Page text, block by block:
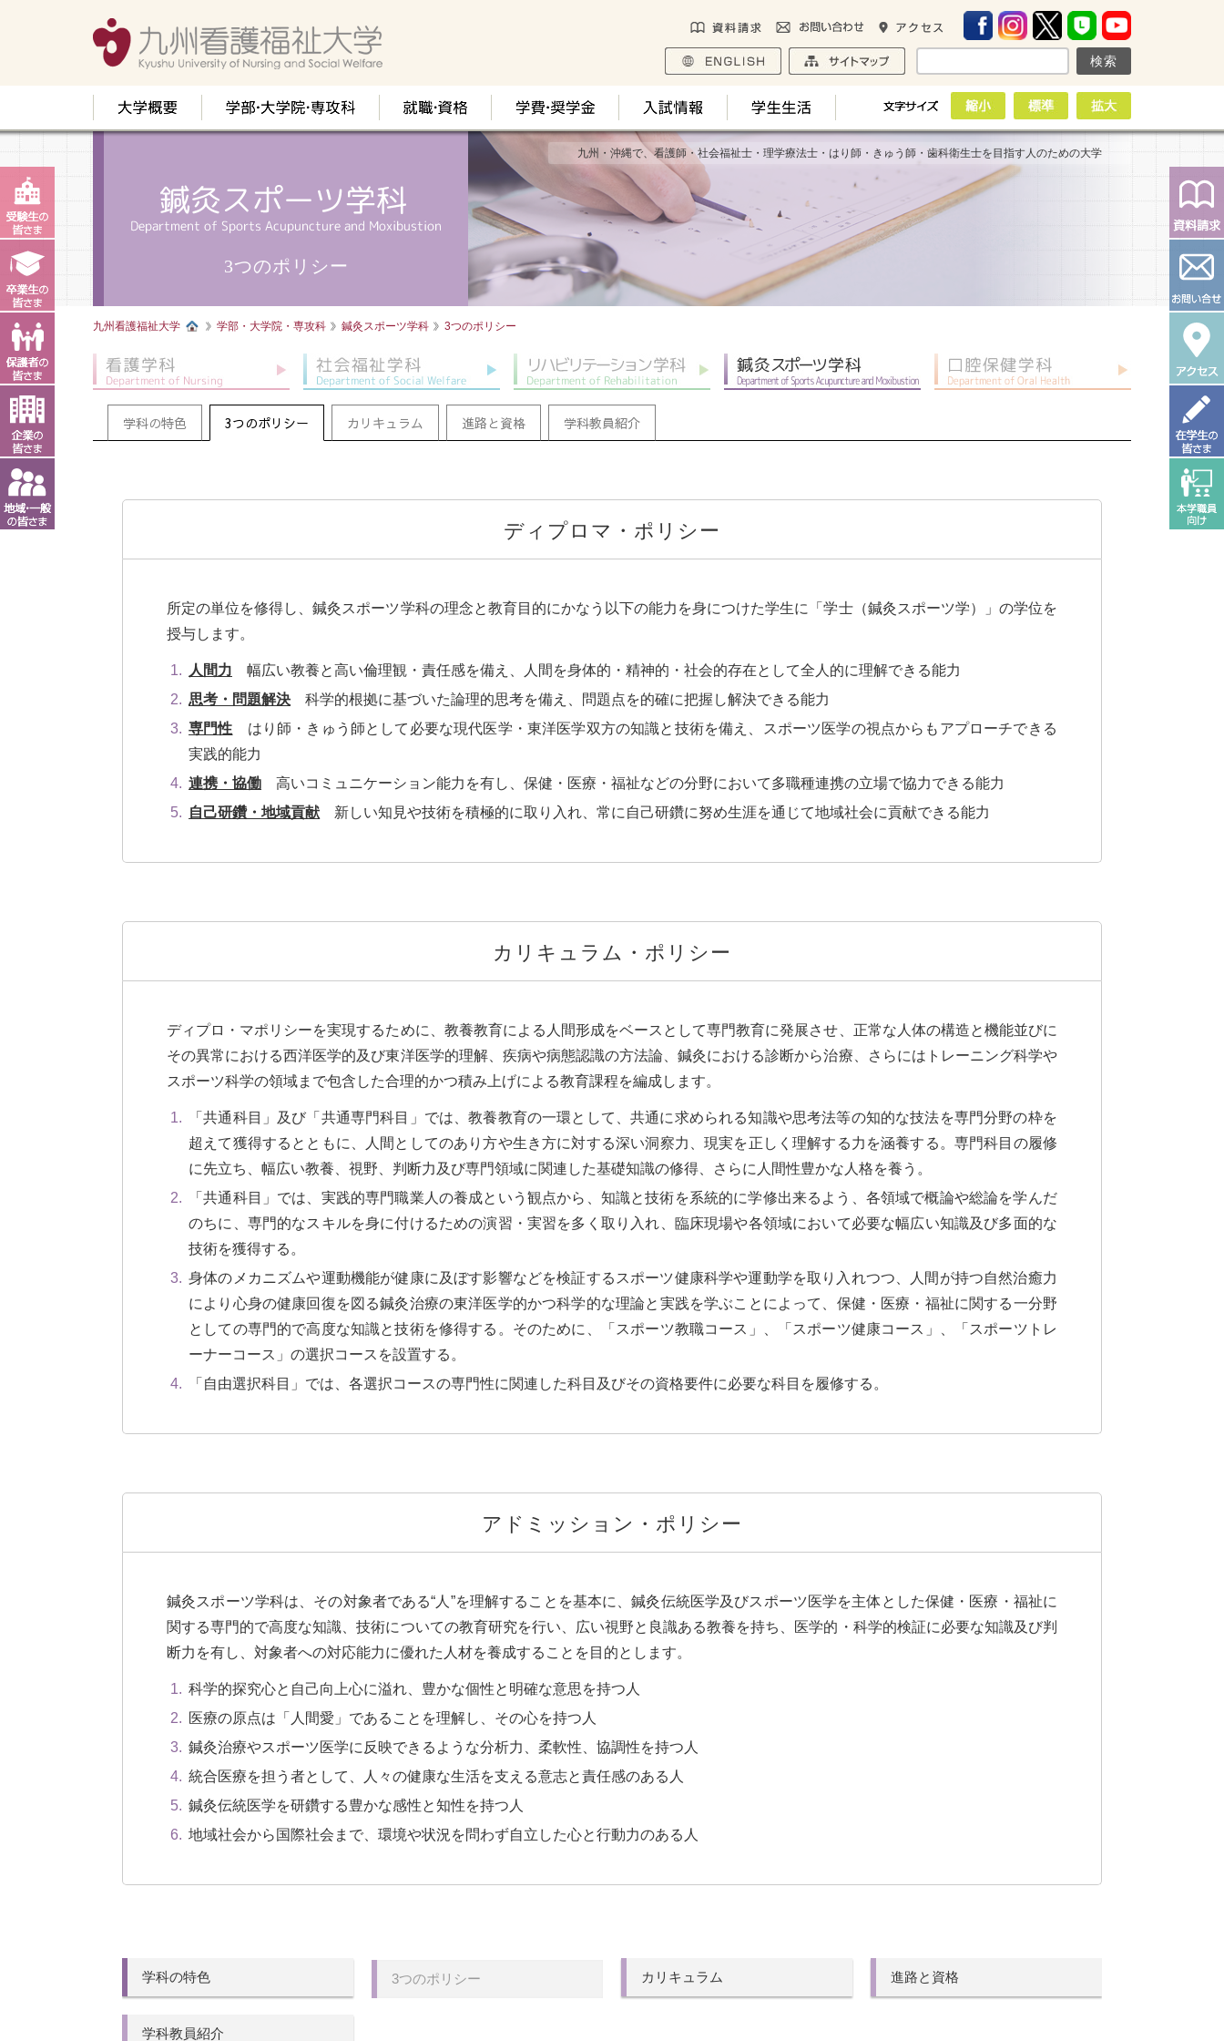
九州・沖縄で、看護師・社会福祉士・理学療法士・はり師・きゅう師・歯科衛生士を目指す人のための大学
3つのポリシー
九州看護福祉大学 学部・大学院・専攻科 鍼灸スポーツ学科 3つのポリシー
学科の特色 3つのポリシー カリキュラム 進路と資格 学科教員紹介
ディプロマ・ポリシー
所定の単位を修得し、鍼灸スポーツ学科の理念と教育目的にかなう以下の能力を身につけた学生に「学士（鍼灸スポーツ学）」の学位を
授与します。
人間力 幅広い教養と高い倫理観・責任感を備え、人間を身体的・精神的・社会的存在として全人的に理解できる能力
思考・問題解決 科学的根拠に基づいた論理的思考を備え、問題点を的確に把握し解決できる能力
専門性 はり師・きゅう師として必要な現代医学・東洋医学双方の知識と技術を備え、スポーツ医学の視点からもアプローチできる
実践的能力
連携・協働 高いコミュニケーション能力を有し、保健・医療・福祉などの分野において多職種連携の立場で協力できる能力
自己研鑽・地域貢献 新しい知見や技術を積極的に取り入れ、常に自己研鑽に努め生涯を通じて地域社会に貢献できる能力
カリキュラム・ポリシー
ディプロ・マポリシーを実現するために、教養教育による人間形成をベースとして専門教育に発展させ、正常な人体の構造と機能並びに
その異常における西洋医学的及び東洋医学的理解、疾病や病態認識の方法論、鍼灸における診断から治療、さらにはトレーニング科学や
スポーツ科学の領域まで包含した合理的かつ積み上げによる教育課程を編成します。
「共通科目」及び「共通専門科目」では、教養教育の一環として、共通に求められる知識や思考法等の知的な技法を専門分野の枠を
超えて獲得するとともに、人間としてのあり方や生き方に対する深い洞察力、現実を正しく理解する力を涵養する。専門科目の履修
に先立ち、幅広い教養、視野、判断力及び専門領域に関連した基礎知識の修得、さらに人間性豊かな人格を養う。
「共通科目」では、実践的専門職業人の養成という観点から、知識と技術を系統的に学修出来るよう、各領域で概論や総論を学んだ
のちに、専門的なスキルを身に付けるための演習・実習を多く取り入れ、臨床現場や各領域において必要な幅広い知識及び多面的な
技術を獲得する。
身体のメカニズムや運動機能が健康に及ぼす影響などを検証するスポーツ健康科学や運動学を取り入れつつ、人間が持つ自然治癒力
により心身の健康回復を図る鍼灸治療の東洋医学的かつ科学的な理論と実践を学ぶことによって、保健・医療・福祉に関する一分野
としての専門的で高度な知識と技術を修得する。そのために、「スポーツ教職コース」、「スポーツ健康コース」、「スポーツトレ
ーナーコース」の選択コースを設置する。
「自由選択科目」では、各選択コースの専門性に関連した科目及びその資格要件に必要な科目を履修する。
アドミッション・ポリシー
鍼灸スポーツ学科は、その対象者である“人”を理解することを基本に、鍼灸伝統医学及びスポーツ医学を主体とした保健・医療・福祉に
関する専門的で高度な知識、技術についての教育研究を行い、広い視野と良識ある教養を持ち、医学的・科学的検証に必要な知識及び判
断力を有し、対象者への対応能力に優れた人材を養成することを目的とします。
科学的探究心と自己向上心に溢れ、豊かな個性と明確な意思を持つ人
医療の原点は「人間愛」であることを理解し、その心を持つ人
鍼灸治療やスポーツ医学に反映できるような分析力、柔軟性、協調性を持つ人
統合医療を担う者として、人々の健康な生活を支える意志と責任感のある人
鍼灸伝統医学を研鑽する豊かな感性と知性を持つ人
地域社会から国際社会まで、環境や状況を問わず自立した心と行動力のある人
学科の特色 3つのポリシー カリキュラム 進路と資格
学科教員紹介